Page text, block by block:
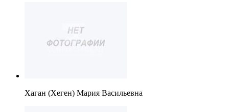
Хаган (Хеген) Мария Васильевна